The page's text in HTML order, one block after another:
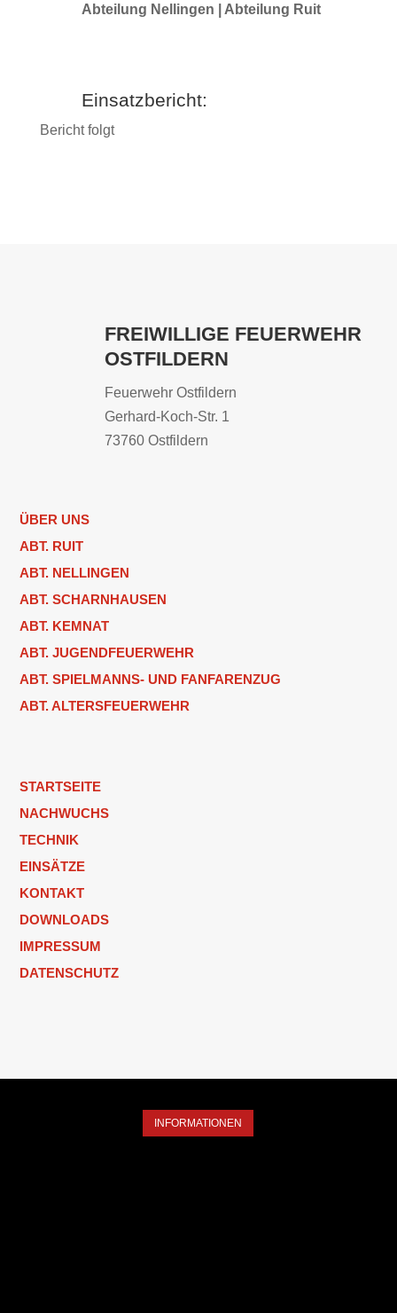
Abteilung Nellingen | Abteilung Ruit
Einsatzbericht:
Bericht folgt
FREIWILLIGE FEUERWEHR
OSTFILDERN
Feuerwehr Ostfildern
Gerhard-Koch-Str. 1
73760 Ostfildern
ÜBER UNS
ABT. RUIT
ABT. NELLINGEN
ABT. SCHARNHAUSEN
ABT. KEMNAT
ABT. JUGENDFEUERWEHR
ABT. SPIELMANNS- UND FANFARENZUG
ABT. ALTERSFEUERWEHR
STARTSEITE
NACHWUCHS
TECHNIK
EINSÄTZE
KONTAKT
DOWNLOADS
IMPRESSUM
DATENSCHUTZ
INFORMATIONEN